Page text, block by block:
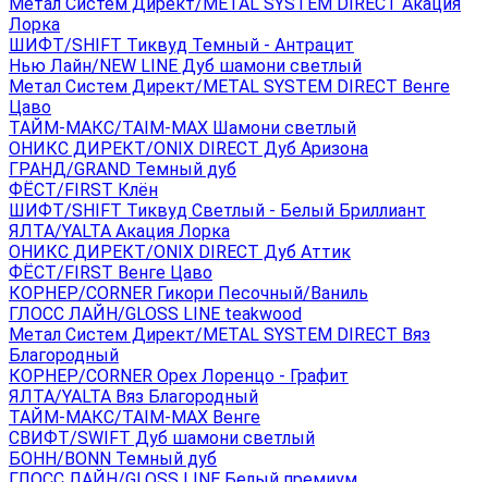
Лорка
ШИФТ/SHIFT Тиквуд Темный - Антрацит
Нью Лайн/NEW LINE Дуб шамони светлый
Метал Систем Директ/METAL SYSTEM DIRECT Венге
Цаво
ТАЙМ-МАКС/TAIM-MAX Шамони светлый
ОНИКС ДИРЕКТ/ONIX DIRECT Дуб Аризона
ГРАНД/GRAND Темный дуб
ФЁСТ/FIRST Клён
ШИФТ/SHIFT Тиквуд Светлый - Белый Бриллиант
ЯЛТА/YALTA Акация Лорка
ОНИКС ДИРЕКТ/ONIX DIRECT Дуб Аттик
ФЁСТ/FIRST Венге Цаво
КОРНЕР/CORNER Гикори Песочный/Ваниль
ГЛОСС ЛАЙН/GLOSS LINE teakwood
Метал Систем Директ/METAL SYSTEM DIRECT Вяз
Благородный
КОРНЕР/CORNER Орех Лоренцо - Графит
ЯЛТА/YALTA Вяз Благородный
ТАЙМ-МАКС/TAIM-MAX Венге
СВИФТ/SWIFT Дуб шамони светлый
БОНН/BONN Темный дуб